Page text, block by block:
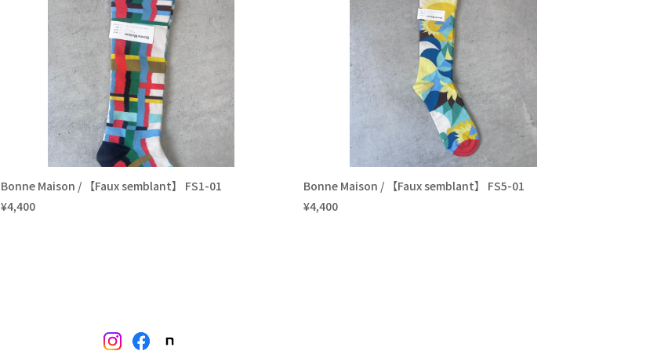
Bonne Maison / 【Faux semblant】 FS1-01
¥4,400
Bonne Maison / 【Faux semblant】 FS5-01
¥4,400